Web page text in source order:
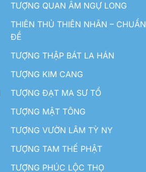
TƯỢNG QUAN ÂM NGỰ LONG
THIÊN THỦ THIÊN NHÃN – CHUẨN
ĐỀ
TƯỢNG THẬP BÁT LA HÁN
TƯỢNG KIM CANG
TƯỢNG ĐẠT MA SƯ TỔ
TƯỢNG MẬT TÔNG
TƯỢNG VƯỜN LÂM TỲ NY
TƯỢNG TAM THẾ PHẬT
TƯỢNG PHÚC LỘC THỌ